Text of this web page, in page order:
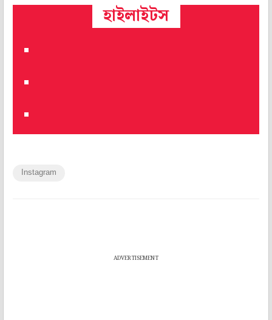
হাইলাইটস
Instagram
ADVERTISEMENT